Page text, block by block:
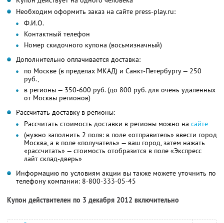
Необходим оформить заказ на сайте press-play.ru:
Ф.И.О.
Контактный телефон
Номер скидочного купона (восьмизначный)
Дополнительно оплачивается доставка:
по Москве (в пределах МКАД) и Санкт-Петербургу — 250
руб.,
в регионы — 350-600 руб. (до 800 руб. для очень удаленных
от Москвы регионов)
Рассчитать доставку в регионы:
Рассчитать стоимость доставки в регионы можно на сайте
(нужно заполнить 2 поля: в поле «отправитель» ввести город
Москва, а в поле «получатель» — ваш город, затем нажать
«рассчитать» — стоимость отобразится в поле «Экспресс
лайт склад-дверь»
Информацию по условиям акции вы также можете уточнить по
телефону компании: 8-800-333-05-45
Купон действителен по 3 декабря 2012 включительно